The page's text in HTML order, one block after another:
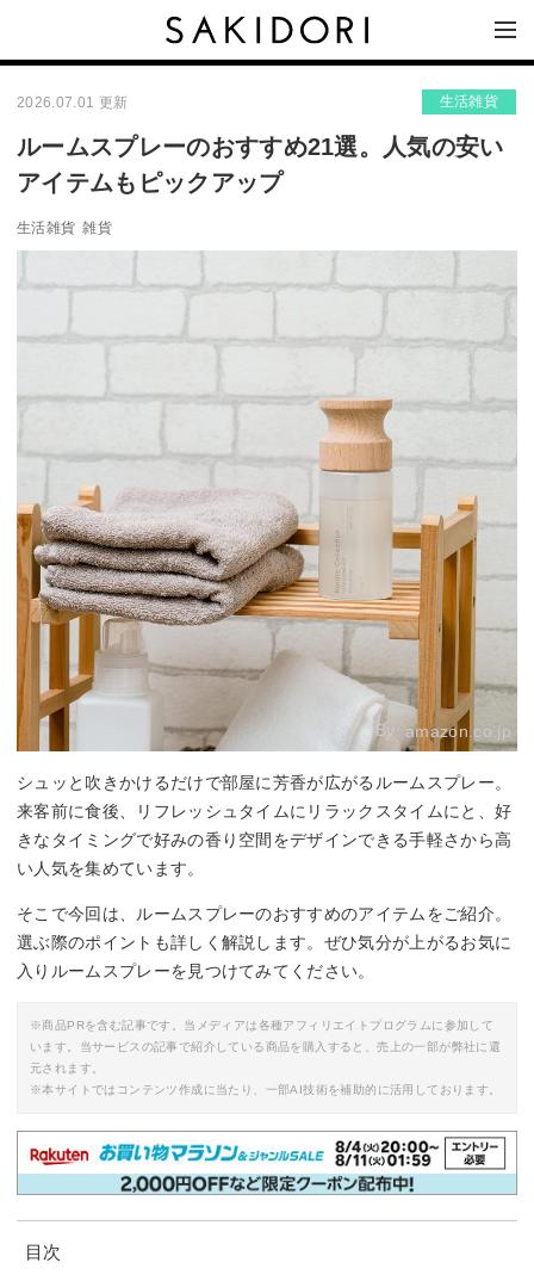
2026.07.01 更新 生活雑貨
ルームスプレーのおすすめ21選。人気の安い
アイテムもピックアップ
生活雑貨 雑貨
By: amazon.co.jp
シュッと吹きかけるだけで部屋に芳香が広がるルームスプレー。
来客前に食後、リフレッシュタイムにリラックスタイムにと、好
きなタイミングで好みの香り空間をデザインできる手軽さから高
い人気を集めています。
そこで今回は、ルームスプレーのおすすめのアイテムをご紹介。
選ぶ際のポイントも詳しく解説します。ぜひ気分が上がるお気に
入りルームスプレーを見つけてみてください。
※商品PRを含む記事です。当メディアは各種アフィリエイトプログラムに参加して
います。当サービスの記事で紹介している商品を購入すると、売上の一部が弊社に還
元されます。
※本サイトではコンテンツ作成に当たり、一部AI技術を補助的に活用しております。
目次